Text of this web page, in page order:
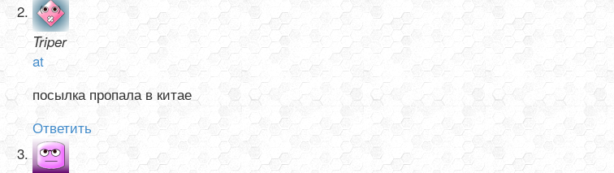
Triper
at
посылка пропала в китае
Ответить